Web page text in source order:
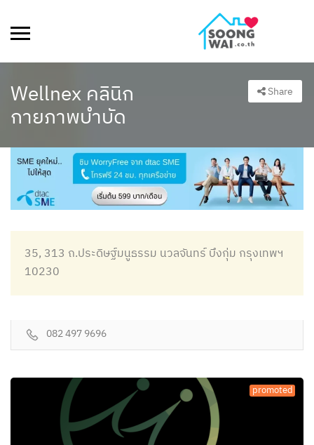
Wellnex คลินิก
กายภาพบำบัด
Share
35, 313 ถ.ประดิษฐ์มนูธรรม นวลจันทร์ บึงกุ่ม กรุงเทพฯ
10230
082 497 9696
promoted